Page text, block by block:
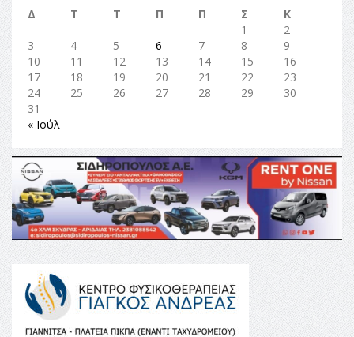
Δ
Τ Τ Π Π Σ
Κ
1
2
3
4 5 6 7 8
9
10
11 12 13 14 15
16
17
18 19 20 21 22
23
24
25 26 27 28 29
30
31
« Ιούλ